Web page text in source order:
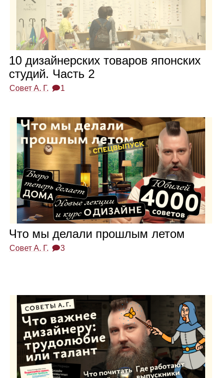
10 дизай­нер­ских това­ров япон­ских
сту­дий. Часть 2
Совет А. Г. 🗩1
Что мы делали про­шлым летом
Совет А. Г. 🗩3